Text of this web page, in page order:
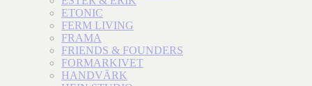
ETONIC
FERM LIVING
FRAMA
FRIENDS & FOUNDERS
FORMARKIVET
HANDVÄRK